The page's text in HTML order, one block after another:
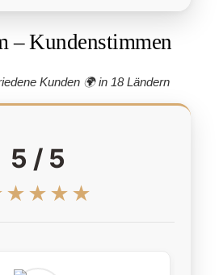
– Kundenstimmen
Kunden 🌍 in 18 Ländern
5 / 5